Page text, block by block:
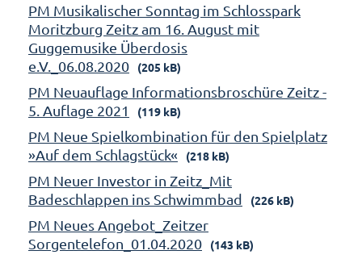
PM Musikalischer Sonntag im Schlosspark
Moritzburg Zeitz am 16. August mit
Guggemusike Überdosis
e.V._06.08.2020
(205 kB)
PM Neuauflage Informationsbroschüre Zeitz -
5. Auflage 2021
(119 kB)
PM Neue Spielkombination für den Spielplatz
»Auf dem Schlagstück«
(218 kB)
PM Neuer Investor in Zeitz_Mit
Badeschlappen ins Schwimmbad
(226 kB)
PM Neues Angebot_Zeitzer
Sorgentelefon_01.04.2020
(143 kB)